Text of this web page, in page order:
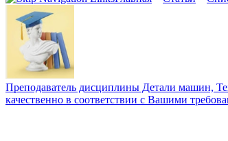
Преподаватель дисциплины Детали машин,
качественно в соответствии с Вашими